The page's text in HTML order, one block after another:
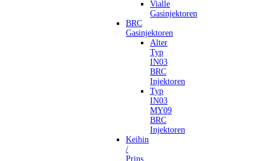
Vialle
Gasinjektoren
BRC
Gasinjektoren
Alter
Typ
IN03
BRC
Injektoren
Typ
IN03
MY09
BRC
Injektoren
Keihin
/
Prins